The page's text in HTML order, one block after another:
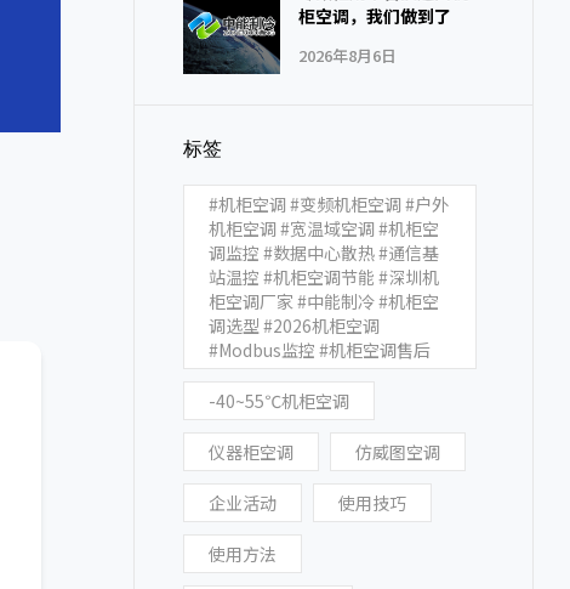
2026年8月6日
柜空调，我们做到了
标签
#机柜空调 #变频机柜空调 #户外
机柜空调 #宽温域空调 #机柜空
调监控 #数据中心散热 #通信基
站温控 #机柜空调节能 #深圳机
柜空调厂家 #中能制冷 #机柜空
调选型 #2026机柜空调
#Modbus监控 #机柜空调售后
-40~55℃机柜空调
仪器柜空调 仿威图空调
企业活动 使用技巧
使用方法